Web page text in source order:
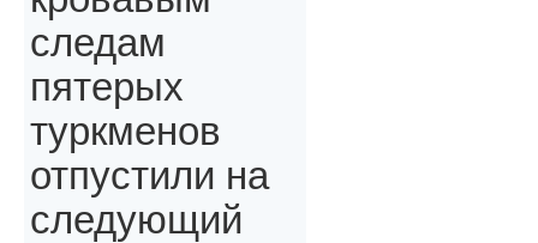
следам
пятерых
туркменов
отпустили на
следующий